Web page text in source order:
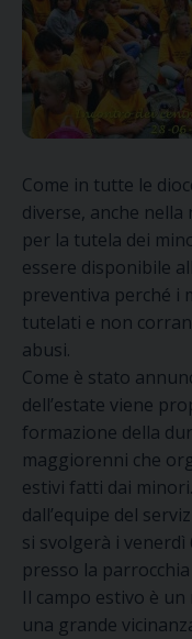
Come in tutte le
diverse, anche
per la tutela dei
essere disponibile
preventiva perché i
tutelati e non
abusi.
Come è stato
dell’estate viene
formazione della
maggiorenni che
estivi fatti dai
dall’equipe del
si svolgerà i venerdì
presso la
Il campo estivo è
una grande